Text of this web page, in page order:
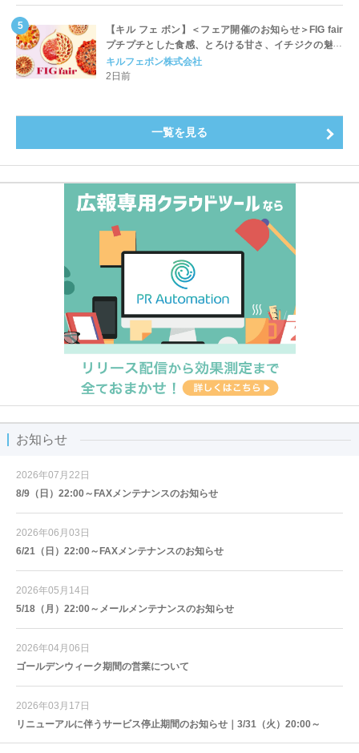
【キル フェ ボン】＜フェア開催のお知らせ＞FIG fair
プチプチとした食感、とろける甘さ、イチジクの魅力
をたっぷりと。新作を含め、イチジク尽くしの全4種が
登場8月20日（木）スタート
キルフェボン株式会社
2日前
一覧を見る
お知らせ
2026年07月22日
8/9（日）22:00～FAXメンテナンスのお知らせ
2026年06月03日
6/21（日）22:00～FAXメンテナンスのお知らせ
2026年05月14日
5/18（月）22:00～メールメンテナンスのお知らせ
2026年04月06日
ゴールデンウィーク期間の営業について
2026年03月17日
リニューアルに伴うサービス停止期間のお知らせ｜3/31（火）20:00～